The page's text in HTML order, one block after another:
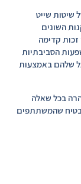
שיטות שייט
השונים
זכות קדימה
הסביבתיות
שלהם באמצעות
בכל שאלה
שהמשתתפים